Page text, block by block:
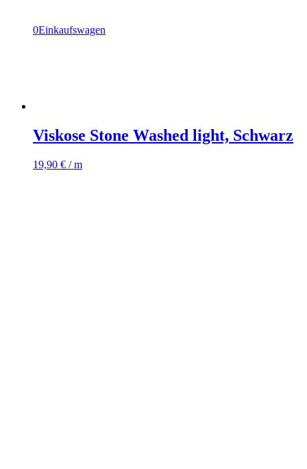
0Einkaufswagen
Viskose Stone Washed light, Schwarz
19,90 € / m